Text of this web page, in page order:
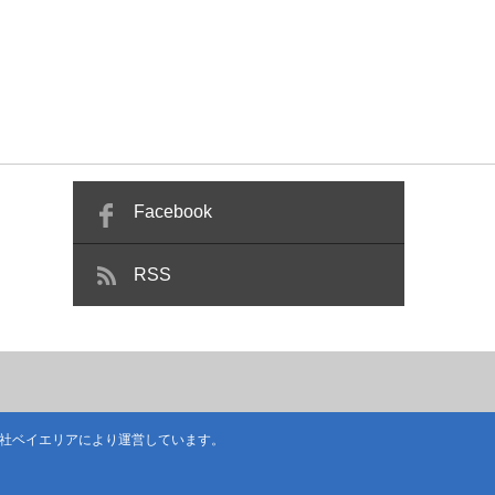
Facebook
RSS
ベイエリアにより運営しています。